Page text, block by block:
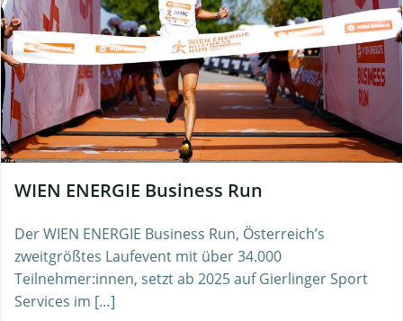
WIEN ENERGIE Business Run
Der WIEN ENERGIE Business Run, Österreich’s
zweitgrößtes Laufevent mit über 34.000
Teilnehmer:innen, setzt ab 2025 auf Gierlinger Sport
Services im […]